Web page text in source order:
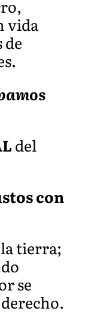
vida
de
del
con
tierra;
se